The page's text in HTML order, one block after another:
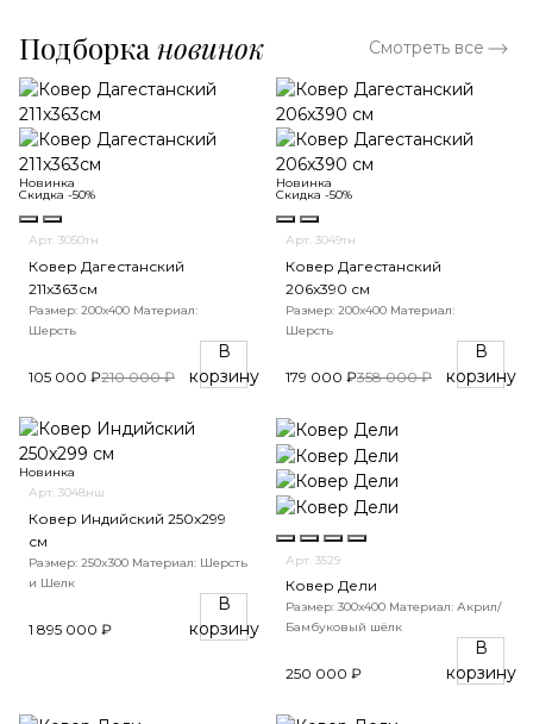
Подборка новинок Смотреть все
Новинка
Скидка -50%
Арт. 3050тн
Ковер Дагестанский
211x363см
Размер: 200х400 Материал:
Шерсть
105 000 ₽210 000 ₽
В
корзину
Новинка
Скидка -50%
Арт. 3049тн
Ковер Дагестанский
206x390 см
Размер: 200х400 Материал:
Шерсть
179 000 ₽358 000 ₽
В
корзину
Новинка
Арт. 3048нш
Ковер Индийский 250x299
см
Размер: 250x300 Материал: Шерсть
и Шелк
1 895 000 ₽
В
корзину
Арт. 3529
Ковер Дели
Размер: 300х400 Материал: Акрил/
Бамбуковый шёлк
250 000 ₽
В
корзину